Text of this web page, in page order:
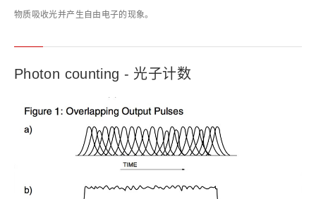
物质吸收光并产生自由电子的现象。
Photon counting - 光子计数